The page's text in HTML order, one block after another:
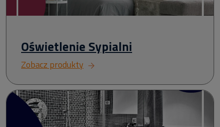
Oświetlenie Sypialni
Zobacz produkty